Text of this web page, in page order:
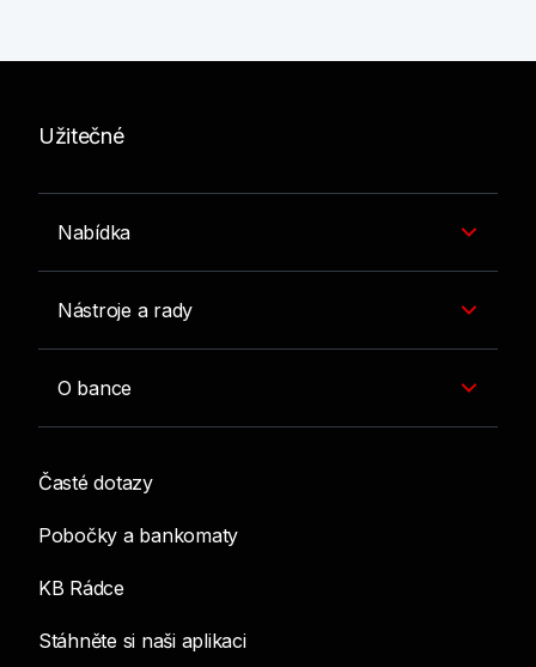
Užitečné
Nabídka
Nástroje a rady
O bance
Časté dotazy
Pobočky a bankomaty
KB Rádce
Stáhněte si naši aplikaci